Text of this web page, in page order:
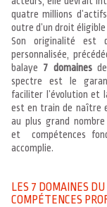
quatre millions
outre d’un droit
Son originalité est
personnalisée,
balaye 7 domainesde
spectre est le
faciliter l’évolution et
est en train de naître
au plus grand
et compétences
accomplie.
LES 7 DOMAINES
COMPÉTENCES